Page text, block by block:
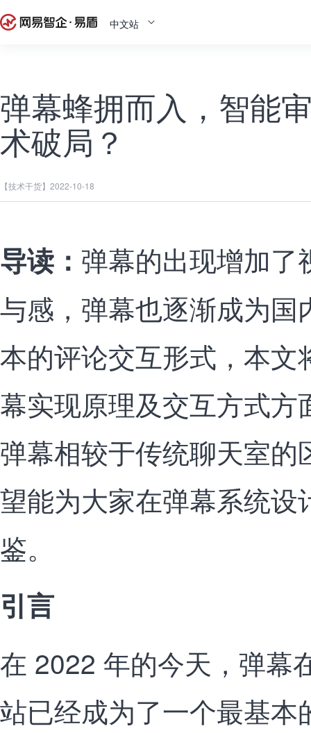
中文站
弹幕蜂拥而入，智能
术破局？
【技术干货】 2022-10-18
导读： 弹幕的出现增加了
与感，弹幕也逐渐成为国
本的评论交互形式，本文
幕实现原理及交互方式
弹幕相较于传统聊天室
望能为大家在弹幕系统设
鉴。
引言
在 2022 年的今天，弹幕
站已经成为了一个最基本